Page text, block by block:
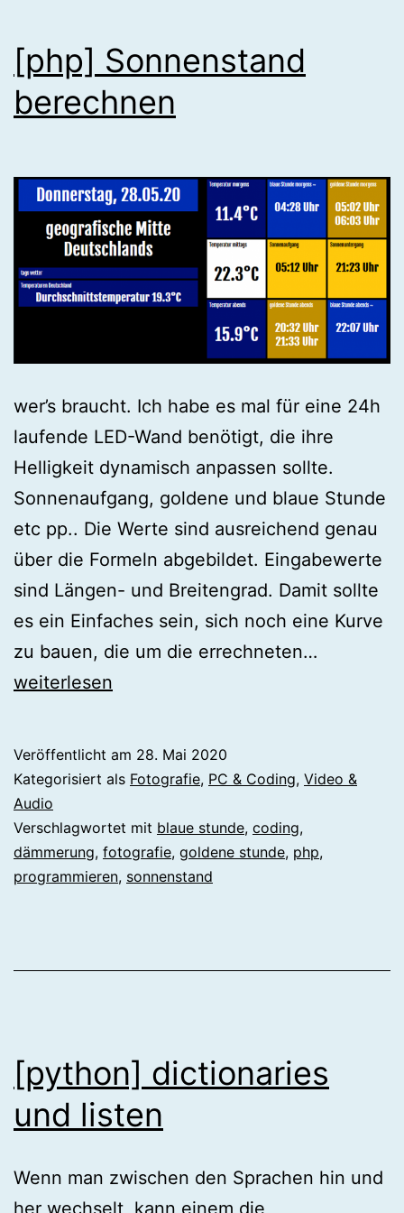
[php] Sonnenstand
berechnen
wer’s braucht. Ich habe es mal für eine 24h
laufende LED-Wand benötigt, die ihre
Helligkeit dynamisch anpassen sollte.
Sonnenaufgang, goldene und blaue Stunde
etc pp.. Die Werte sind ausreichend genau
über die Formeln abgebildet. Eingabewerte
sind Längen- und Breitengrad. Damit sollte
es ein Einfaches sein, sich noch eine Kurve
zu bauen, die um die errechneten…
weiterlesen
Veröffentlicht am 28. Mai 2020
Kategorisiert als Fotografie, PC & Coding, Video &
Audio
Verschlagwortet mit blaue stunde, coding,
dämmerung, fotografie, goldene stunde, php,
programmieren, sonnenstand
[python] dictionaries
und listen
Wenn man zwischen den Sprachen hin und
her wechselt, kann einem die